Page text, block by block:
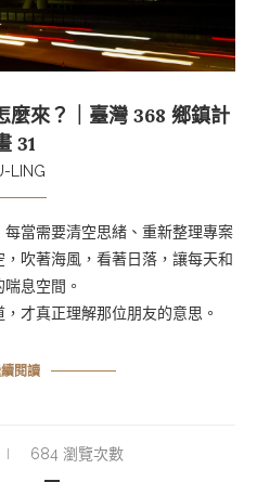
麼來？｜臺灣 368 鄉鎮計
31
LING
當需要清空思緒、重新整理專案
吹著海風，看著日落，讓每天和
息空間。
才真正理解那位朋友的意思。
閱讀
684 瀏覽次數